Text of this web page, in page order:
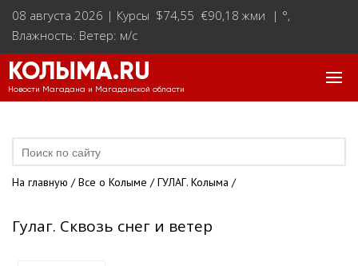
08 августа 2026 | Курсы $74,55 €90,18 жми | °,
Влажность: Ветер: м/с
КОЛЫМА.RU
Новости Магадана и Магаданской области
На главную /Все о Колыме /ГУЛАГ. Колыма /
Гулаг. Сквозь снег и ветер